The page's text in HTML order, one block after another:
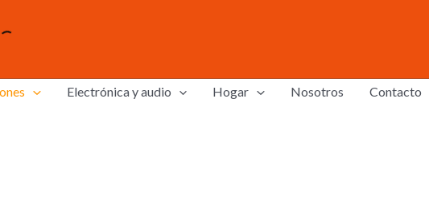
Electrónica y audio Hogar Nosotros Contacto